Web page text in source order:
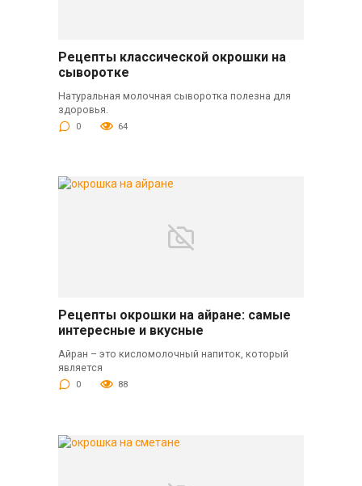
Рецепты классической окрошки на
сыворотке
Натуральная молочная сыворотка полезна для
здоровья.
0 64
Рецепты окрошки на айране: самые
интересные и вкусные
Айран – это кисломолочный напиток, который
является
0 88